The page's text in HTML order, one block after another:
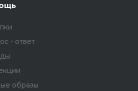
- ответ
образы